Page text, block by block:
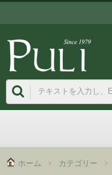
ホーム カテゴリー